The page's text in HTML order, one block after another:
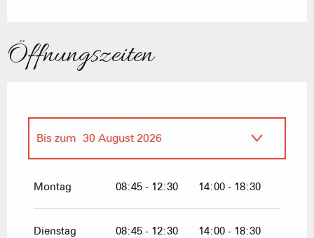
Öffnungszeiten
2026
Bis zum 30 August 2026
Oktober 2026
Montag 08:45 - 12:30 14:00 - 18:30
Dienstag 08:45 - 12:30 14:00 - 18:30